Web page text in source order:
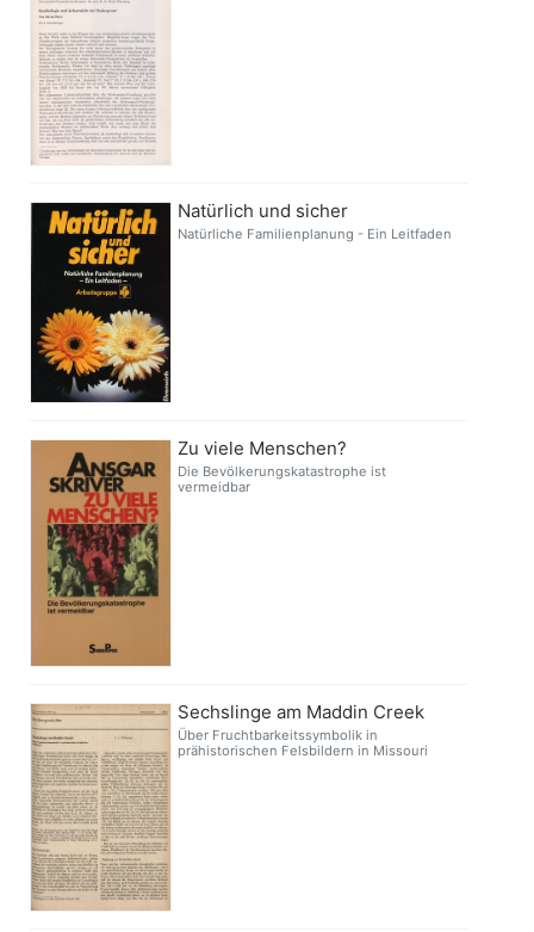
Natürlich und sicher
Natürliche Familienplanung - Ein Leitfaden
Zu viele Menschen?
Die Bevölkerungskatastrophe ist
vermeidbar
Sechslinge am Maddin Creek
Über Fruchtbarkeitssymbolik in
prähistorischen Felsbildern in Missouri